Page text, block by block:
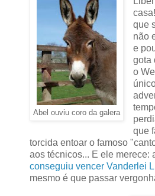
Abel ouviu coro da galera
que
não
e
gota
o
que
torcida entoar o famoso
aos técnicos... E ele merece:
conseguiu vencer Vanderlei
mesmo é que passar